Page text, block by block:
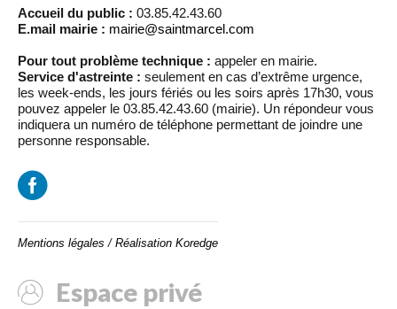
Accueil du public : 03.85.42.43.60
E.mail mairie : mairie@saintmarcel.com
Pour tout problème technique : appeler en mairie.
Service d'astreinte : seulement en cas d’extrême urgence,
les week-ends, les jours fériés ou les soirs après 17h30, vous
pouvez appeler le 03.85.42.43.60 (mairie). Un répondeur vous
indiquera un numéro de téléphone permettant de joindre une
personne responsable.
Mentions légales / Réalisation Koredge
Espace privé